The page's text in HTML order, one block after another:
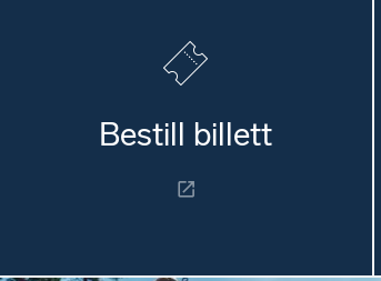
Bestill billett